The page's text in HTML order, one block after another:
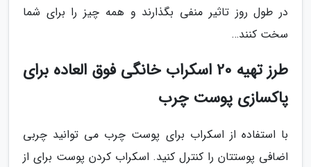
در طول روز تاثیر منفی بگذارند و همه چیز را برای شما
سخت کنند…
طرز تهیه 20 اسکراب خانگی فوق العاده برای
پاکسازی پوست چرب
با استفاده از اسکراب برای پوست چرب می توانید چربی
اضافی پوستتان را کنترل کنید. اسکراب کردن پوست برای از